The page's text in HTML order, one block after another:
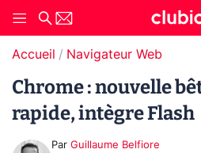
Accueil Navigateur Web
Chrome : nouvelle
rapide, intègre Flash
Par Guillaume Belfiore